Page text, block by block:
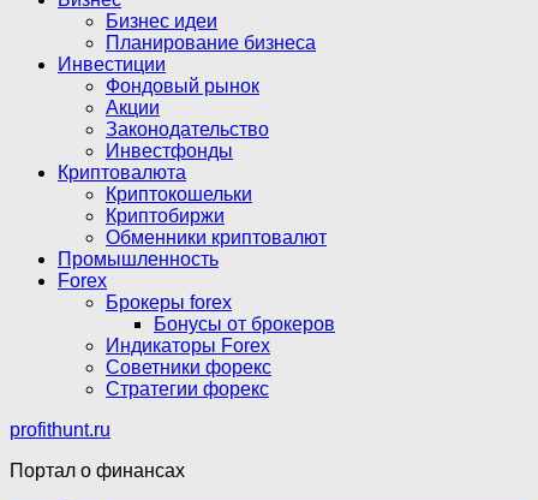
Бизнес идеи
Планирование бизнеса
Инвестиции
Фондовый рынок
Акции
Законодательство
Инвестфонды
Криптовалюта
Криптокошельки
Криптобиржи
Обменники криптовалют
Промышленность
Forex
Брокеры forex
Бонусы от брокеров
Индикаторы Forex
Советники форекс
Стратегии форекс
profithunt.ru
Портал о финансах